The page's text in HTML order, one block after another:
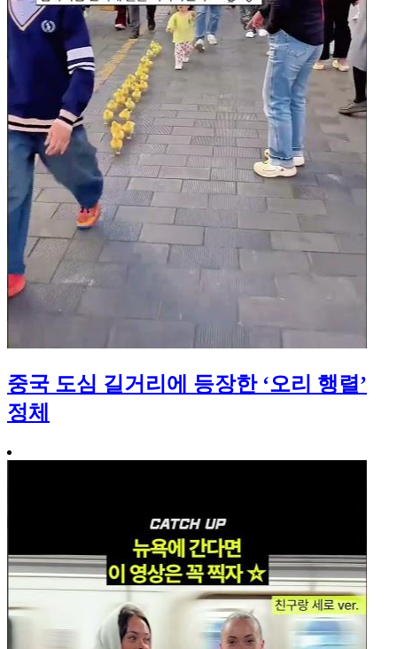
중국 도심 길거리에 등장한 ‘오리 행렬’
정체